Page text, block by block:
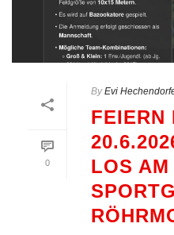
0
By Evi
FEIERN
LOS AM